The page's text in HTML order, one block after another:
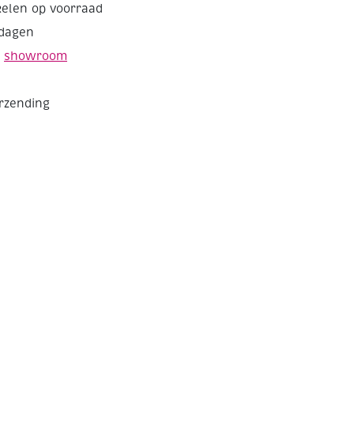
5
cm
op voorraad
showroom